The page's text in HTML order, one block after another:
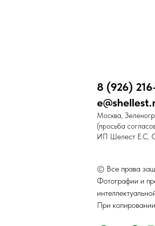
8 (926)
Москва,
(просьба
ИП Шелест Е.С.
© Все права
Фотографии и
При